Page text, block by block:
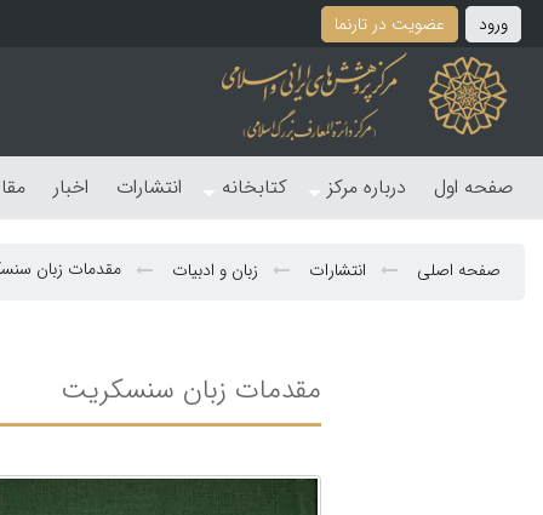
ورود عضویت در تارنما
صفحه اول درباره مرکز کتابخانه انتشارات اخبار
صفحه اصلی انتشارات زبان و ادبیات مقدمات زبان
مقدمات زبان سنسکریت